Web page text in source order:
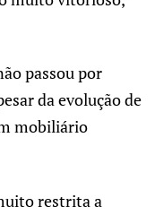
passou por
da evolução de
mobiliário
restrita a